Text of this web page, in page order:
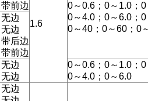
前边
1.6
0～0.6；0～1.0；0
0～4.0；0～6.0；0
0～40；0～60；0
边
边
后边
前边
边
边
0～0.6；0～1.0；0
0～4.0；0～6.0
边